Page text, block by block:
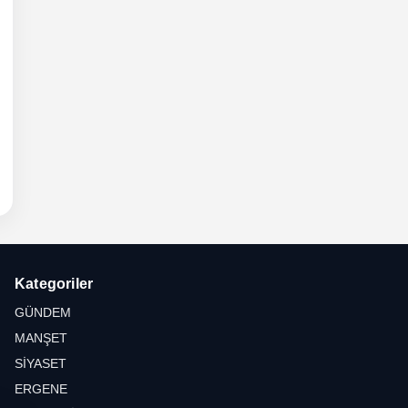
-
Kategoriler
GÜNDEM
MANŞET
SİYASET
ERGENE